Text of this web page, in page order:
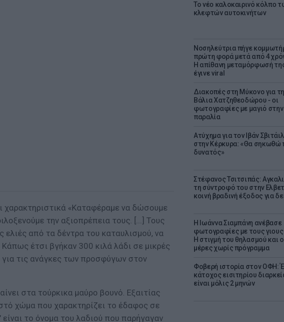
Το νέο καλοκαιρινό κόλπο
κλεφτών αυτοκινήτων
Νοσηλεύτρια πήγε
πρώτη φορά μετά από 4
Η απίθανη μεταμόρφωσή
έγινε viral
Διακοπές στη Μύκονο για τη
Βάλια Χατζηθεοδώρου - οι
φωτογραφίες με μαγιό στην
παραλία
Ατύχημα για τον Ιβάν
στην Κέρκυρα: «Θα σηκωθώ
δυνατός»
Στέφανος Τσιτσιπάς:
τη σύντροφό του στην
κοινή βραδινή έξοδος για
H Ιωάννα Σιαμπάνη ανέβασε
φωτογραφίες με τους γιους
Η στιγμή του θηλασμού και
μέρες χωρίς πρόγραμμα
Φοβερή ιστορία στον ΟΦΗ:
κάτοχος εισιτηρίου
είναι μόλις 2 μηνών
χαρακτηριστικά «Καταφέραμε να δώσουμε
την αξιοπρέπεια τους. [...] Τους
ελιές από τα δέντρα του καταυλισμού, να
έτσι βγήκαν 300 κιλά λάδι σε μικρές
για τις ανάγκες των προσφύγων στον
στα τούρκικα μαύρο βουνό. Εξαιτίας
χώμα που χαρακτηρίζει το έδαφος σε
το όνομα του λαδιού που παρήγαγαν